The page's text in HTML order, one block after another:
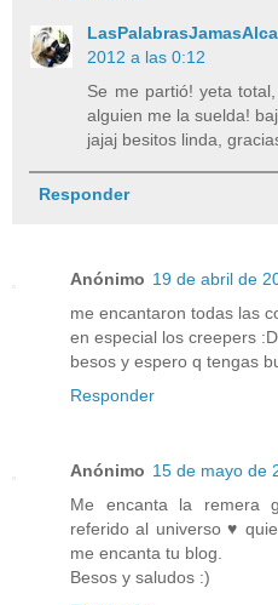
2012 a las 0:12
Se me partió! yeta
alguien me la suelda!
jajaj besitos linda,
Responder
Anónimo 19 de abril de
me encantaron todas las
en especial los creepers :D
besos y espero q tengas
Responder
Anónimo 15 de mayo de
Me encanta la remera
referido al universo ♥
me encanta tu blog.
Besos y saludos :)